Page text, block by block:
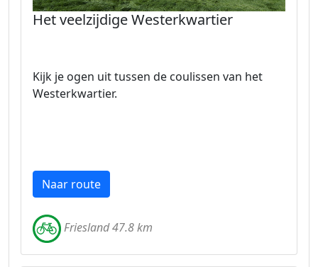
Het veelzijdige Westerkwartier
Kijk je ogen uit tussen de coulissen van het
Westerkwartier.
Naar route
Friesland 47.8 km